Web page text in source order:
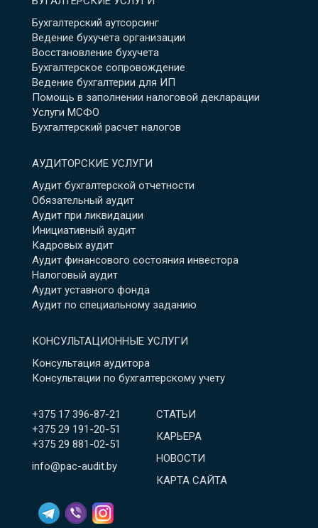
Бухгалтерский аутсорсинг
Ведение бухучета организации
Восстановление бухучета
Бухгалтерское сопровождение
Ведение бухгалтерии для ИП
Помощь в заполнении налоговой декларации
Услуги МСФО
Бухгалтерский расчет налогов
АУДИТОРСКИЕ УСЛУГИ
Аудит бухгалтерской отчетности
Обязательный аудит
Аудит при ликвидации
Инициативный аудит
Кадровых аудит
Аудит финансового состояния инвестора
Налоговый аудит
Аудит уставного фонда
Аудит по специальному заданию
КОНСУЛЬТАЦИОННЫЕ УСЛУГИ
Консультация аудитора
Консультации по бухгалтерскому учету
+375 17 396-87-21
+375 29 191-20-51
+375 29 881-02-51
info@pac-audit.by
СТАТЬИ
КАРЬЕРА
НОВОСТИ
КАРТА САЙТА